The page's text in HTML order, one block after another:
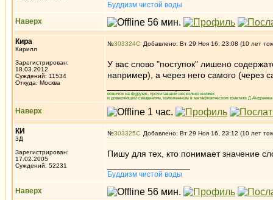
Буддизм чистой воды
Наверх
Кира
Кирилл
Зарегистрирован:
18.03.2012
Суждений: 11534
Откуда: Москва
№303324 Добавлено: Вт 29 Ноя 16, 23:08 (10 лет
У вас слово "поступок" лишено
например), а через него самого (через
новичок на форуме, прочитавший несколько книжек
и доверяющий сведениям, изложенным в метафизическом трактате
Наверх
КИ
3Д
Зарегистрирован:
17.02.2005
Суждений: 52231
№303325 Добавлено: Вт 29 Ноя 16, 23:12 (10 лет
Пишу для тех, кто понимает значение
Буддизм чистой воды
Наверх